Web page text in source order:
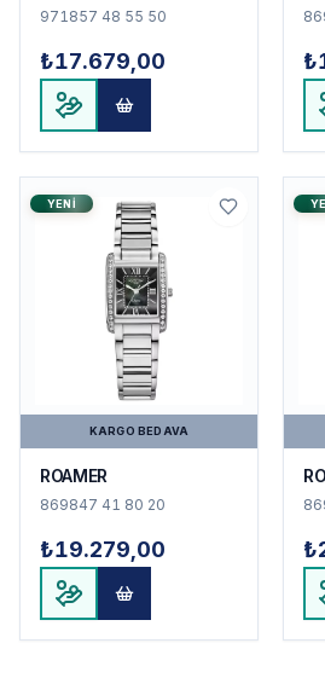
971857 48 55 50
₺17.679,00
YENI
KARGO BEDAVA
ROAMER
869847 41 80 20
₺19.279,00